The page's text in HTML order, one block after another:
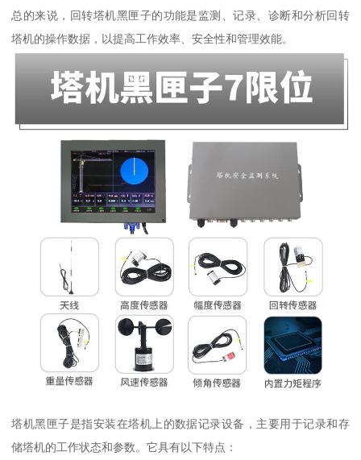
总的来说，回转塔机黑匣子的功能是监测、记录、诊断和分析回转
塔机的操作数据，以提高工作效率、安全性和管理效能。
塔机黑匣子是指安装在塔机上的数据记录设备，主要用于记录和存
储塔机的工作状态和参数。它具有以下特点：